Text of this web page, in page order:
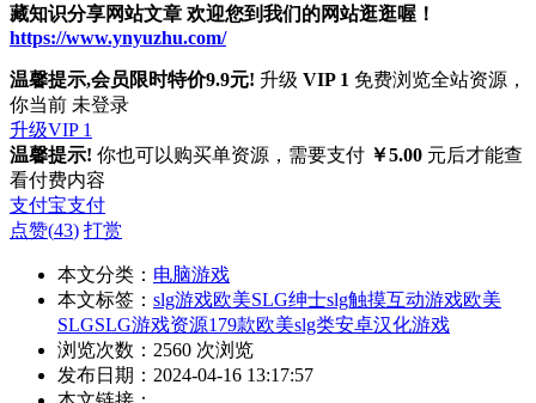
藏知识分享网站文章 欢迎您到我们的网站逛逛喔！
https://www.ynyuzhu.com/
温馨提示,会员限时特价9.9元! 升级 VIP 1 免费浏览全站资源，
你当前 未登录
升级VIP 1
温馨提示! 你也可以购买单资源，需要支付 ￥5.00 元后才能查
看付费内容
支付宝支付
点赞(43) 打赏
本文分类： 电脑游戏
本文标签： slg游戏欧美SLG绅士slg触摸互动游戏欧美
SLGSLG游戏资源179款欧美slg类安卓汉化游戏
浏览次数： 2560 次浏览
发布日期：2024-04-16 13:17:57